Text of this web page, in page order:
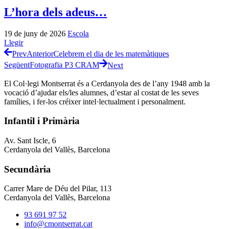
L’hora dels adeus…
19 de juny de 2026 Escola
Llegir
PrevAnteriorCelebrem el dia de les matemàtiques
SegüentFotografia P3 CRAM Next
El Col·legi Montserrat és a Cerdanyola des de l’any 1948 amb la
vocació d’ajudar els/les alumnes, d’estar al costat de les seves
famílies, i fer-los créixer intel·lectualment i personalment.
Infantil i Primària
Av. Sant Iscle, 6
Cerdanyola del Vallès, Barcelona
Secundària
Carrer Mare de Déu del Pilar, 113
Cerdanyola del Vallès, Barcelona
93 691 97 52
info@cmontserrat.cat